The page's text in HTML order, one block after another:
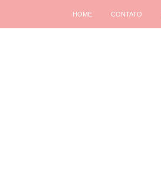
HOME CONTATO